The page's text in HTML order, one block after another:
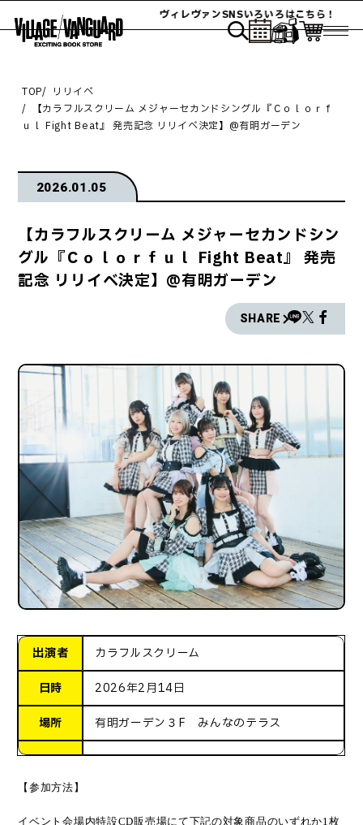
ヴィレヴァンSNSいろいろはこちら！
TOP
リリイベ
【カラフルスクリーム メジャーセカンドシングル『Ｃｏｌｏｒｆ
ｕｌ Fight Beat』 発売記念 リリイベ決定】@有明ガーデン
2026.01.05
【カラフルスクリーム メジャーセカンドシン
グル『Ｃｏｌｏｒｆｕｌ Fight Beat』 発売
記念 リリイベ決定】@有明ガーデン
SHARE
出演者 カラフルスクリーム
日時 2026年2月14日
場所 有明ガーデン３F みんなのテラス
【参加方法】
イベント会場内特設CD販売場にて下記の対象商品のいずれか1枚